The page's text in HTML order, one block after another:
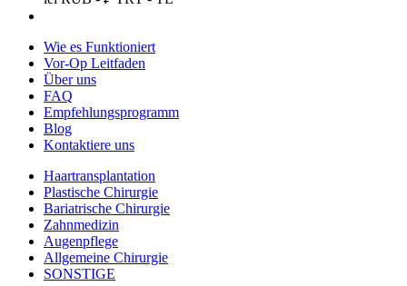
Wie es Funktioniert
Vor-Op Leitfaden
Über uns
FAQ
Empfehlungsprogramm
Blog
Kontaktiere uns
Haartransplantation
Plastische Chirurgie
Bariatrische Chirurgie
Zahnmedizin
Augenpflege
Allgemeine Chirurgie
SONSTIGE